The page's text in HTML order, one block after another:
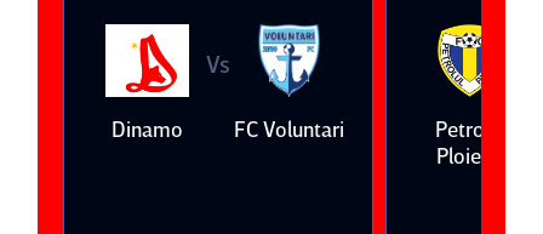
Dinamo
Vs
FC Voluntari
Petrolul
Ploieşti